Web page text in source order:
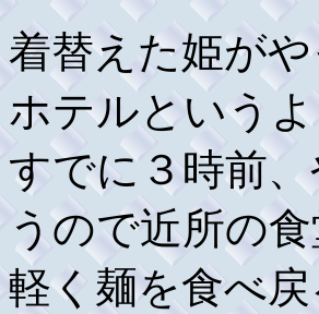
着替えた姫が
ホテルという
すでに３時前
うので近所の食
軽く麺を食べ